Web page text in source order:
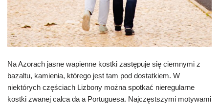
Na Azorach jasne wapienne kostki zastępuje się ciemnymi z
bazaltu, kamienia, którego jest tam pod dostatkiem. W
niektórych częściach Lizbony można spotkać nieregularne
kostki zwanej calca da a Portuguesa. Najczęstszymi motywami